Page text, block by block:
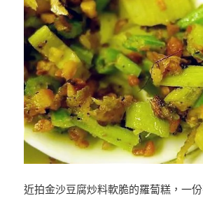
近拍金沙豆腐炒料軟脆的羅蔔糕，一